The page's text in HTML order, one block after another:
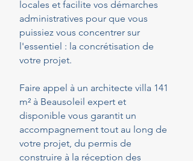
locales et facilite vos démarches
administratives pour que vous
puissiez vous concentrer sur
l'essentiel : la concrétisation de
votre projet.
Faire appel à un architecte villa 141
m² à Beausoleil expert et
disponible vous garantit un
accompagnement tout au long de
votre projet, du permis de
construire à la réception des